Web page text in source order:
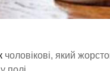
чоловікові, який